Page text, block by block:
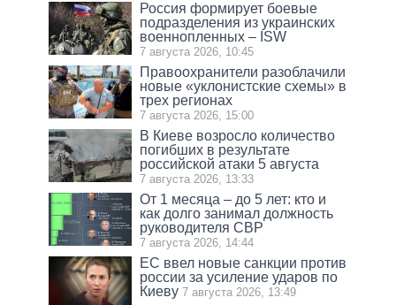
Россия формирует боевые
подразделения из украинских
военнопленных – ISW
7 августа 2026, 10:45
Правоохранители разоблачили
новые «уклонистские схемы» в
трех регионах
7 августа 2026, 15:00
В Киеве возросло количество
погибших в результате
российской атаки 5 августа
7 августа 2026, 13:33
От 1 месяца – до 5 лет: кто и
как долго занимал должность
руководителя СВР
7 августа 2026, 14:44
ЕС ввел новые санкции против
россии за усиление ударов по
Киеву 7 августа 2026, 13:49